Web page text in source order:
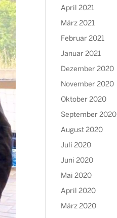
April 2021
März 2021
Februar 2021
Januar 2021
Dezember 2020
November 2020
Oktober 2020
September 2020
August 2020
Juli 2020
Juni 2020
Mai 2020
April 2020
März 2020